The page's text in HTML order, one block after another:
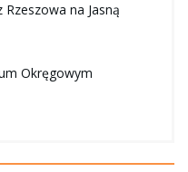
na Jasną
Okręgowym